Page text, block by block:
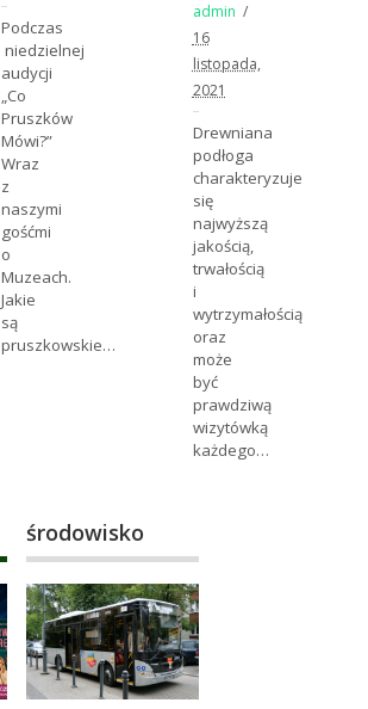
Podczas
niedzielnej
audycji
„Co
Pruszków
Mówi?”
Wraz
z
naszymi
gośćmi
o
Muzeach.
Jakie
są
pruszkowskie…
admin
16
listopada,
2021
Drewniana
podłoga
charakteryzuje
się
najwyższą
jakością,
trwałością
i
wytrzymałością
oraz
może
być
prawdziwą
wizytówką
każdego…
środowisko